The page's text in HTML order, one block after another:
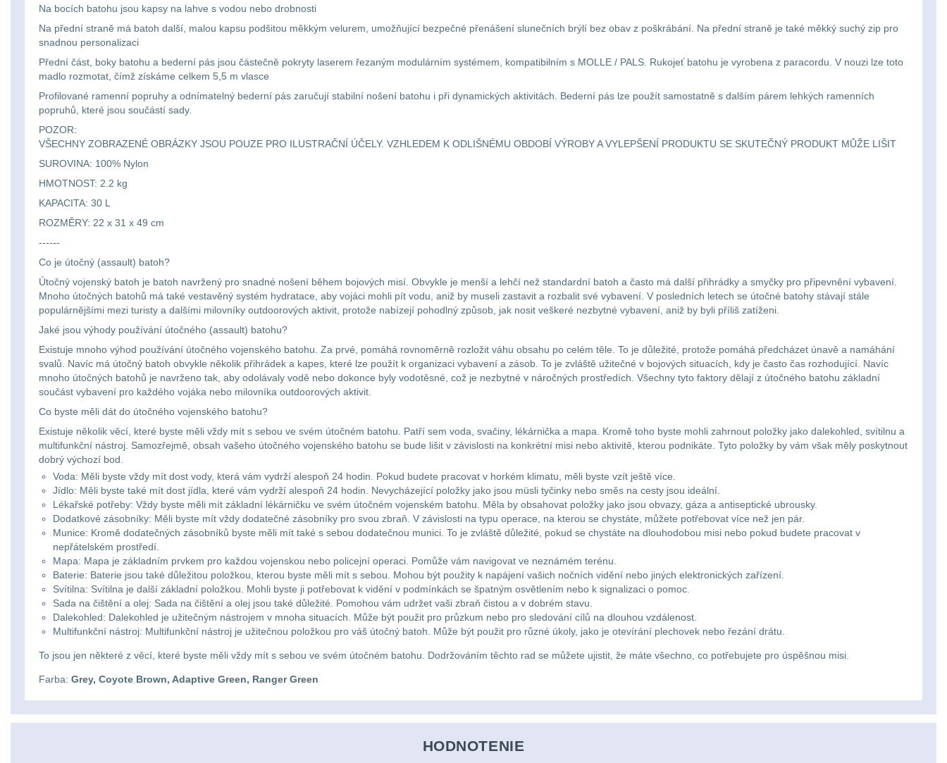
Na bocích batohu jsou kapsy na lahve s vodou nebo drobnosti
Na přední straně má batoh další, malou kapsu podšitou měkkým velurem, umožňující bezpečné přenášení slunečních brýlí bez obav z poškrábání. Na přední straně je také měkký suchý zip pro
snadnou personalizaci
Přední část, boky batohu a bederní pás jsou částečně pokryty laserem řezaným modulárním systémem, kompatibilním s MOLLE / PALS. Rukojeť batohu je vyrobena z paracordu. V nouzi lze toto
madlo rozmotat, čímž získáme celkem 5,5 m vlasce
Profilované ramenní popruhy a odnímatelný bederní pás zaručují stabilní nošení batohu i při dynamických aktivitách. Bederní pás lze použít samostatně s dalším párem lehkých ramenních
popruhů, které jsou součástí sady.
POZOR:
VŠECHNY ZOBRAZENÉ OBRÁZKY JSOU POUZE PRO ILUSTRAČNÍ ÚČELY. VZHLEDEM K ODLIŠNÉMU OBDOBÍ VÝROBY A VYLEPŠENÍ PRODUKTU SE SKUTEČNÝ PRODUKT MŮŽE LIŠIT
SUROVINA: 100% Nylon
HMOTNOST: 2.2 kg
KAPACITA: 30 L
ROZMĚRY: 22 x 31 x 49 cm
------
Co je útočný (assault) batoh?
Útočný vojenský batoh je batoh navržený pro snadné nošení během bojových misí. Obvykle je menší a lehčí než standardní batoh a často má další přihrádky a smyčky pro připevnění vybavení.
Mnoho útočných batohů má také vestavěný systém hydratace, aby vojáci mohli pít vodu, aniž by museli zastavit a rozbalit své vybavení. V posledních letech se útočné batohy stávají stále
populárnějšími mezi turisty a dalšími milovníky outdoorových aktivit, protože nabízejí pohodlný způsob, jak nosit veškeré nezbytné vybavení, aniž by byli příliš zatíženi.
Jaké jsou výhody používání útočného (assault) batohu?
Existuje mnoho výhod používání útočného vojenského batohu. Za prvé, pomáhá rovnoměrně rozložit váhu obsahu po celém těle. To je důležité, protože pomáhá předcházet únavě a namáhání
svalů. Navíc má útočný batoh obvykle několik přihrádek a kapes, které lze použít k organizaci vybavení a zásob. To je zvláště užitečné v bojových situacích, kdy je často čas rozhodující. Navíc
mnoho útočných batohů je navrženo tak, aby odolávaly vodě nebo dokonce byly vodotěsné, což je nezbytné v náročných prostředích. Všechny tyto faktory dělají z útočného batohu základní
součást vybavení pro každého vojáka nebo milovníka outdoorových aktivit.
Co byste měli dát do útočného vojenského batohu?
Existuje několik věcí, které byste měli vždy mít s sebou ve svém útočném batohu. Patří sem voda, svačiny, lékárnička a mapa. Kromě toho byste mohli zahrnout položky jako dalekohled, svítilnu a
multifunkční nástroj. Samozřejmě, obsah vašeho útočného vojenského batohu se bude lišit v závislosti na konkrétní misi nebo aktivitě, kterou podnikáte. Tyto položky by vám však měly poskytnout
dobrý výchozí bod.
Voda: Měli byste vždy mít dost vody, která vám vydrží alespoň 24 hodin. Pokud budete pracovat v horkém klimatu, měli byste vzít ještě více.
Jídlo: Měli byste také mít dost jídla, které vám vydrží alespoň 24 hodin. Nevycházející položky jako jsou müsli tyčinky nebo směs na cesty jsou ideální.
Lékařské potřeby: Vždy byste měli mít základní lékárničku ve svém útočném vojenském batohu. Měla by obsahovat položky jako jsou obvazy, gáza a antiseptické ubrousky.
Dodatkové zásobníky: Měli byste mít vždy dodatečné zásobníky pro svou zbraň. V závislosti na typu operace, na kterou se chystáte, můžete potřebovat více než jen pár.
Munice: Kromě dodatečných zásobníků byste měli mít také s sebou dodatečnou munici. To je zvláště důležité, pokud se chystáte na dlouhodobou misi nebo pokud budete pracovat v
nepřátelském prostředí.
Mapa: Mapa je základním prvkem pro každou vojenskou nebo policejní operaci. Pomůže vám navigovat ve neznámém terénu.
Baterie: Baterie jsou také důležitou položkou, kterou byste měli mít s sebou. Mohou být použity k napájení vašich nočních vidění nebo jiných elektronických zařízení.
Svítilna: Svítilna je další základní položkou. Mohli byste ji potřebovat k vidění v podmínkách se špatným osvětlením nebo k signalizaci o pomoc.
Sada na čištění a olej: Sada na čištění a olej jsou také důležité. Pomohou vám udržet vaši zbraň čistou a v dobrém stavu.
Dalekohled: Dalekohled je užitečným nástrojem v mnoha situacích. Může být použit pro průzkum nebo pro sledování cílů na dlouhou vzdálenost.
Multifunkční nástroj: Multifunkční nástroj je užitečnou položkou pro váš útočný batoh. Může být použit pro různé úkoly, jako je otevírání plechovek nebo řezání drátu.
To jsou jen některé z věcí, které byste měli vždy mít s sebou ve svém útočném batohu. Dodržováním těchto rad se můžete ujistit, že máte všechno, co potřebujete pro úspěšnou misi.
Farba: Grey, Coyote Brown, Adaptive Green, Ranger Green
HODNOTENIE